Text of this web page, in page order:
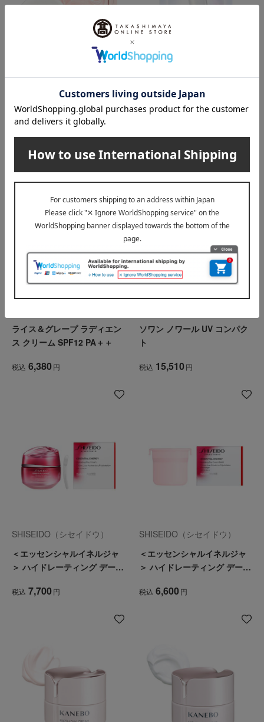
スキン PFCT コンパクト クリ
ーム N
10,780
カバーマーク トリートメント
デイ クリーム
8,800
ライス＆グレープ ラディエン
ス クリーム SPF12 PA＋＋
税込 6,380円
ソワン ノワール UV コンパク
ト
税込 15,510円
SHISEIDO（シセイドウ）
＜エッセンシャルイネルジャ
＞ ハイドレーティング デーク
税込 7,700円
SHISEIDO（シセイドウ）
＜エッセンシャルイネルジャ
＞ ハイドレーティング デーク
税込 6,600円